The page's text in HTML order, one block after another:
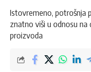
Istovremeno, potrošnja
znatno viši u odnosu na
proizvoda